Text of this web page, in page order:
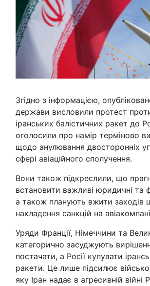
Згідно з інформацією,
держави висловили протест
іранських балістичних ракет до
оголосили про намір терміново
щодо анулювання двосторонніх
сфері авіаційного сполучення.
Вони також підкреслили, що
встановити важливі юридичні та
а також планують вжити заходів
накладення санкцій на
Уряди Франції, Німеччини та
категорично засуджують
постачати, а Росії купувати
ракети. Це лише підсилює
яку Іран надає в агресивній війні